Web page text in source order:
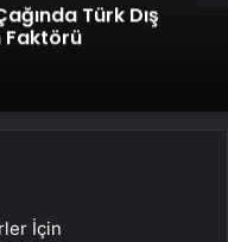
Türk Dış
Faktörü
İçin